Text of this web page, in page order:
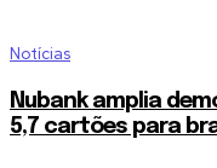
Notícias
Nubank amplia
5,7 cartões para